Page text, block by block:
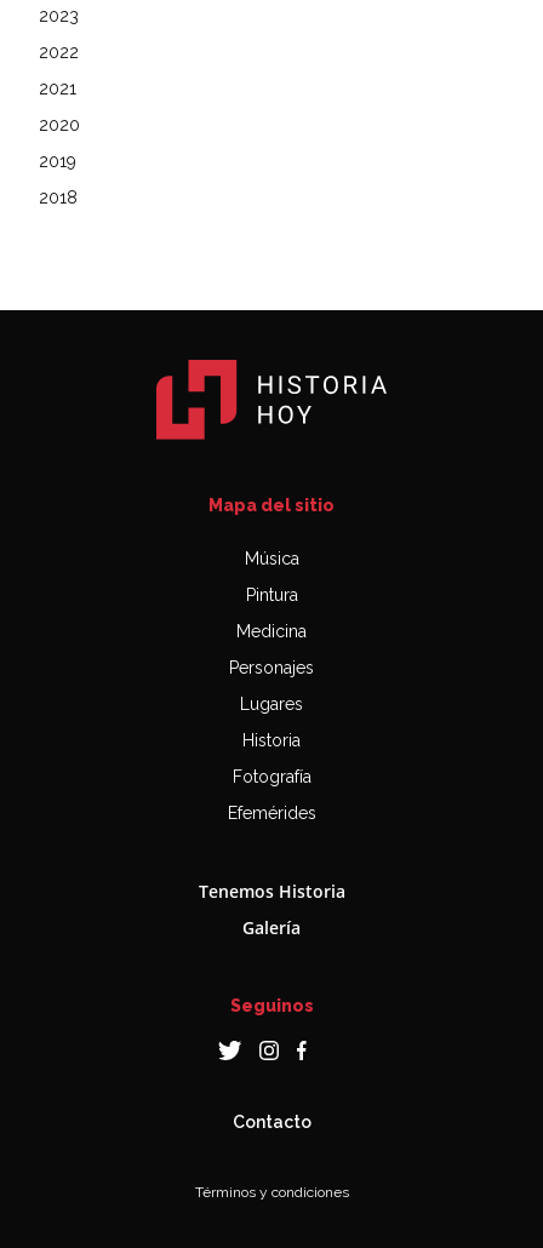
2023
2022
2021
2020
2019
2018
Mapa del sitio
Música
Pintura
Medicina
Personajes
Lugares
Historia
Fotografía
Efemérides
Tenemos Historia
Galería
Seguinos
Contacto
Términos y condiciones